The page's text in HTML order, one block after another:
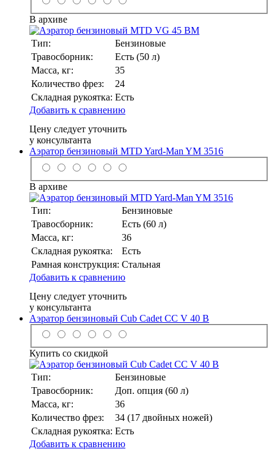
В архиве
Тип:
Бензиновые
Травосборник:
Есть (50 л)
Масса, кг:
35
Количество фрез:
24
Складная рукоятка: Есть
Добавить к сравнению
Цену следует уточнить
у консультанта
Аэратор бензиновый MTD Yard-Man YM 3516
В архиве
Тип:
Бензиновые
Травосборник:
Есть (60 л)
Масса, кг:
36
Складная рукоятка:
Есть
Рамная конструкция: Стальная
Добавить к сравнению
Цену следует уточнить
у консультанта
Аэратор бензиновый Сub Cadet CC V 40 B
Купить со скидкой
Тип:
Бензиновые
Травосборник:
Доп. опция (60 л)
Масса, кг:
36
Количество фрез:
34 (17 двойных ножей)
Складная рукоятка: Есть
Добавить к сравнению